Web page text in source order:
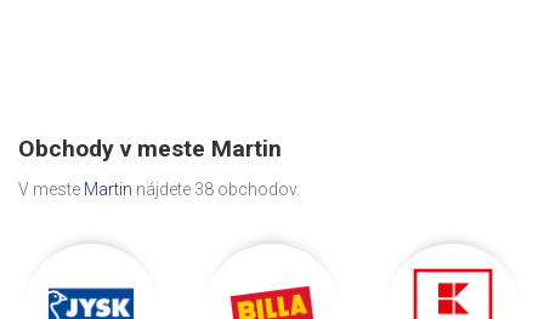
Obchody v meste Martin
V meste Martin nájdete 38 obchodov.